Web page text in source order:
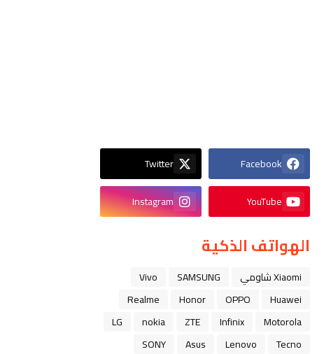
Facebook
Twitter
YouTube
Instagram
الهواتف الذكية
Xiaomi شاومي SAMSUNG
Vivo
Huawei
OPPO
Honor
Realme
Motorola
Infinix
ZTE
nokia
LG
Tecno
Lenovo
Asus
SONY